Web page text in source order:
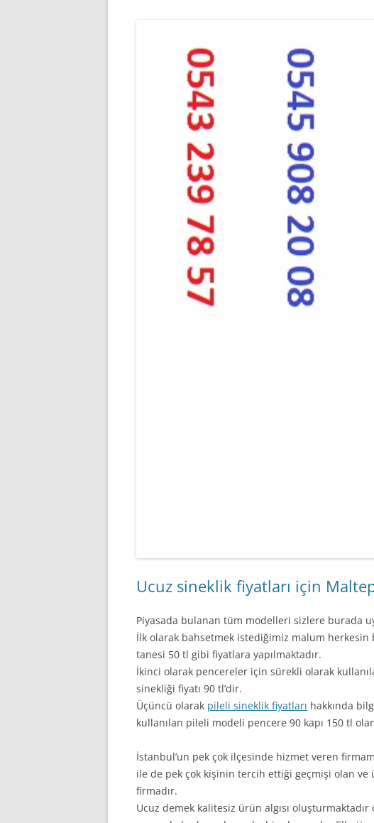
Ucuz sineklik fiyatları için
Piyasada bulanan tüm modelleri sizlere burada
İlk olarak bahsetmek istediğimiz malum
tanesi 50 tl gibi fiyatlara yapılmaktadır.
İkinci olarak pencereler için sürekli olarak
sinekliği fiyatı 90 tl’dir.
Üçüncü olarak pileli sineklik fiyatları hakkında
kullanılan pileli modeli pencere 90 kapı 150 tl
İstanbul’un pek çok ilçesinde hizmet veren
ile de pek çok kişinin tercih ettiği geçmişi olan
firmadır.
Ucuz demek kalitesiz ürün algısı oluşturmaktadır